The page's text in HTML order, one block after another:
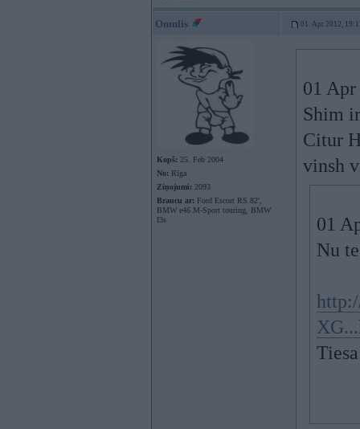
Omulis 01. Apr 2012,
Kopš: 25. Feb 2004
No: Rīga
Ziņojumi: 2093
Braucu ar: Ford Escort RS 82',
BMW e46 M-Sport touring, BMW
I3s
01
Shim
Citur
vinsh
01
Nu